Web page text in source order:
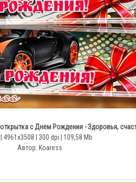
с Днем Рождения - Здоровья,
| 4961x3508 | 300 dpi | 109,58 Mb
Автор: Koaress